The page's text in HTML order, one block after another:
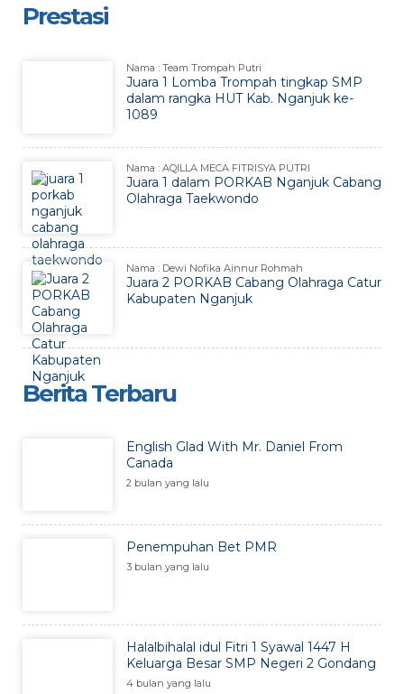
Prestasi
Nama : Team Trompah Putri
Juara 1 Lomba Trompah tingkap SMP
dalam rangka HUT Kab. Nganjuk ke-
1089
Nama : AQILLA MECA FITRISYA PUTRI
Juara 1 dalam PORKAB Nganjuk Cabang
Olahraga Taekwondo
Nama : Dewi Nofika Ainnur Rohmah
Juara 2 PORKAB Cabang Olahraga Catur
Kabupaten Nganjuk
Berita Terbaru
English Glad With Mr. Daniel From
Canada
2 bulan yang lalu
Penempuhan Bet PMR
3 bulan yang lalu
Halalbihalal idul Fitri 1 Syawal 1447 H
Keluarga Besar SMP Negeri 2 Gondang
4 bulan yang lalu